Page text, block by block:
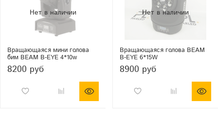
Вращающаяся мини голова
бим BEAM B-EYE 4*10w
8200 руб
Вращающаяся голова BEAM
B-EYE 6*15W
8900 руб